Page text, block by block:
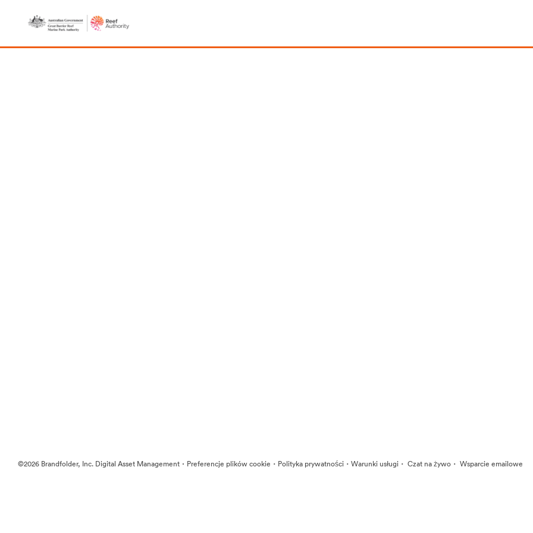
©2026 Brandfolder, Inc. Digital Asset Management · Preferencje plików cookie · Polityka prywatności · Warunki usługi · Czat na żywo · Wsparcie emailowe